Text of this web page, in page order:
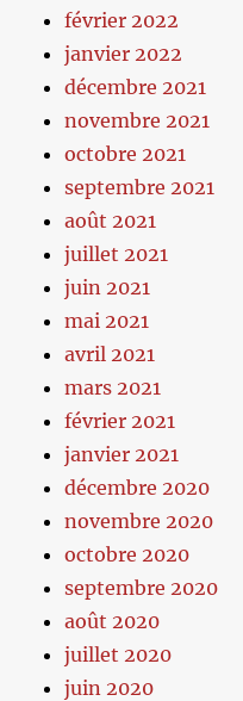
février 2022
janvier 2022
décembre 2021
novembre 2021
octobre 2021
septembre 2021
août 2021
juillet 2021
juin 2021
mai 2021
avril 2021
mars 2021
février 2021
janvier 2021
décembre 2020
novembre 2020
octobre 2020
septembre 2020
août 2020
juillet 2020
juin 2020